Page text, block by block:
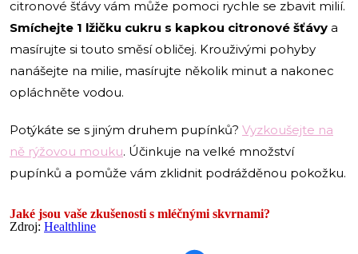
citronové šťávy vám může pomoci rychle se zbavit milií.
Smíchejte 1 lžičku cukru s kapkou citronové šťávy a
masírujte si touto směsí obličej. Krouživými pohyby
nanášejte na milie, masírujte několik minut a nakonec
opláchněte vodou.
Potýkáte se s jiným druhem pupínků? Vyzkoušejte na
ně rýžovou mouku. Účinkuje na velké množství
pupínků a pomůže vám zklidnit podrážděnou pokožku.
Jaké jsou vaše zkušenosti s mléčnými skvrnami?
Zdroj: Healthline